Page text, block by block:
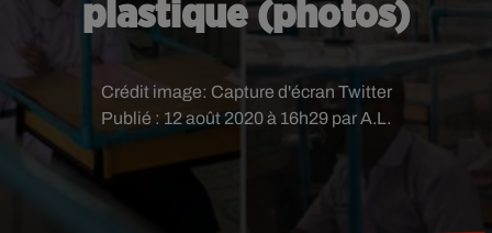
plastique (photos)
Publié : 12 août 2020 à 16h29 par A.L.
Crédit image: Capture d'écran Twitter